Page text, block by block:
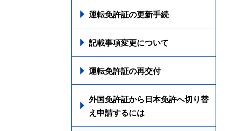
運転免許証の更新手続
記載事項変更について
運転免許証の再交付
外国免許証から日本免許へ切り替
え申請するには